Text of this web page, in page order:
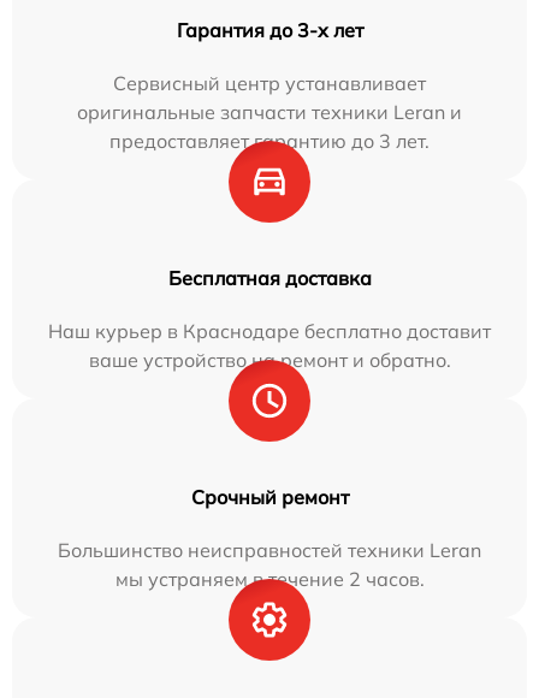
Гарантия до 3-х лет
Сервисный центр устанавливает
оригинальные запчасти техники Leran и
предоставляет гарантию до 3 лет.
Бесплатная доставка
Наш курьер в Краснодаре бесплатно доставит
ваше устройство на ремонт и обратно.
Срочный ремонт
Большинство неисправностей техники Leran
мы устраняем в течение 2 часов.